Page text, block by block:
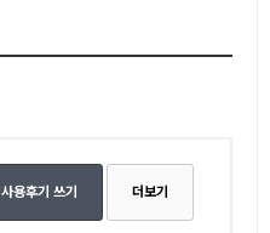
사용후기 쓰기 더보기